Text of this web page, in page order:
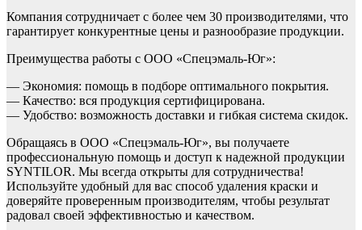
Компания сотрудничает с более чем 30 производителями, что
гарантирует конкурентные цены и разнообразие продукции.
Преимущества работы с ООО «Спецэмаль-Юг»:
— Экономия: помощь в подборе оптимального покрытия.
— Качество: вся продукция сертифицирована.
— Удобство: возможность доставки и гибкая система скидок.
Обращаясь в ООО «Спецэмаль-Юг», вы получаете
профессиональную помощь и доступ к надежной продукции
SYNTILOR. Мы всегда открыты для сотрудничества!
Используйте удобный для вас способ удаления краски и
доверяйте проверенным производителям, чтобы результат
радовал своей эффективностью и качеством.